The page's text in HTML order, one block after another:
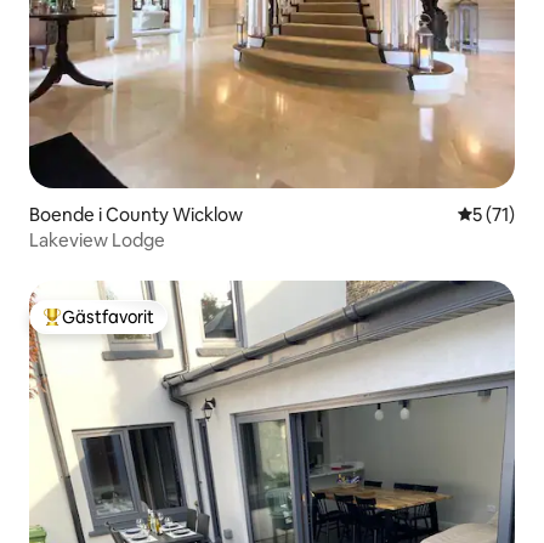
Boende i County Wicklow 5 av 5 i
5 (71)
Lakeview Lodge
Populär gästfavorit
Gästfavorit